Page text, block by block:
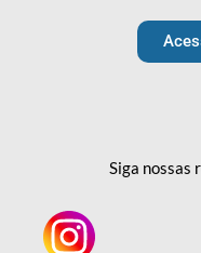
Siga nossas